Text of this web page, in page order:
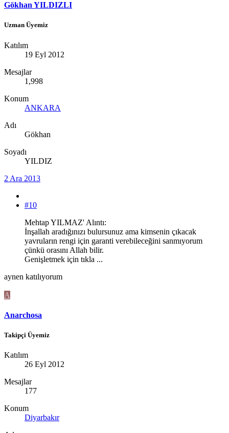
Gökhan YILDIZLI
Uzman Üyemiz
Katılım
19 Eyl 2012
Mesajlar
1,998
Konum
ANKARA
Adı
Gökhan
Soyadı
YILDIZ
2 Ara 2013
#10
Mehtap YILMAZ' Alıntı:
İnşallah aradığınızı bulursunuz ama kimsenin çıkacak
yavruların rengi için garanti verebileceğini sanmıyorum
çünkü orasını Allah bilir.
Genişletmek için tıkla ...
aynen katılıyorum
A
Anarchosa
Takipçi Üyemiz
Katılım
26 Eyl 2012
Mesajlar
177
Konum
Diyarbakır